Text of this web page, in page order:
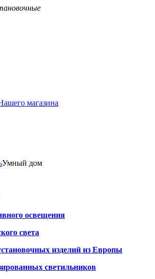
магазина
Умный дом
освещения
света
изделий из Европы
светильников